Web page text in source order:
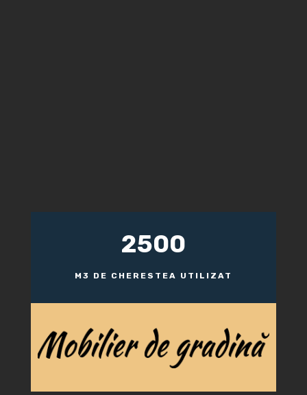
2500
M3 DE CHERESTEA UTILIZAT